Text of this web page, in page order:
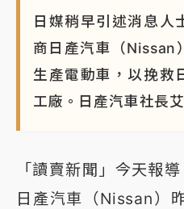
蔣萬安的建中同學！47歲
日媒稍早引述消息人
商日產汽車（Nissan
生產電動車，以挽救
工廠。日產汽車社長
「讀賣新聞」今天報
日產汽車（Nissan）